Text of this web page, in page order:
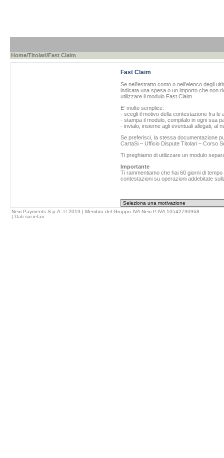
Home/Titolari/Fast Claim
Fast Claim
Se nell'estratto conto o nell’elenco degli
indicata una spesa o un importo che non
utilizzare il modulo Fast Claim.
E’ molto semplice:
- scegli il motivo della contestazione fra le
- stampa il modulo, compilalo in ogni sua
- invialo, insieme agli eventuali allegati, al
Se preferisci, la stessa documentazione
CartaSi – Ufficio Dispute Titolari – Corso
Ti preghiamo di utilizzare un modulo
Importante
Ti rammentiamo che hai 60 giorni di
contestazioni su operazioni addebitate
Nexi Payments S.p.A. © 2019 | Membro del Gruppo IVA Nexi P.IVA 10542790968
| Dati societari